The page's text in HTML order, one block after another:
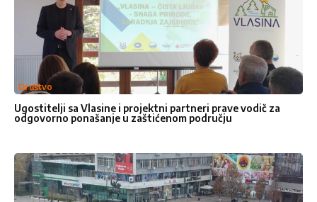
Ime
Prezime
Broje telefona
Društvo
Ugostitelji sa Vlasine i projektni partneri prave vodič za
odgovorno ponašanje u zaštićenom području